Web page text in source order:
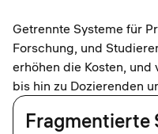
Getrennte Systeme für
Forschung, und
erhöhen die Kosten, und
bis hin zu Dozierenden
Fragmentierte